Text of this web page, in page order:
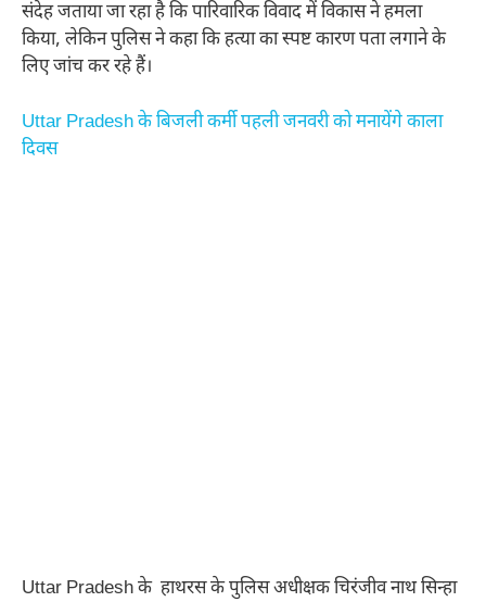
संदेह जताया जा रहा है कि पारिवारिक विवाद में विकास ने हमला
किया, लेकिन पुलिस ने कहा कि हत्या का स्पष्ट कारण पता लगाने के
लिए जांच कर रहे हैं।
Uttar Pradesh के बिजली कर्मी पहली जनवरी को मनायेंगे काला
दिवस
Uttar Pradesh के हाथरस के पुलिस अधीक्षक चिरंजीव नाथ सिन्हा